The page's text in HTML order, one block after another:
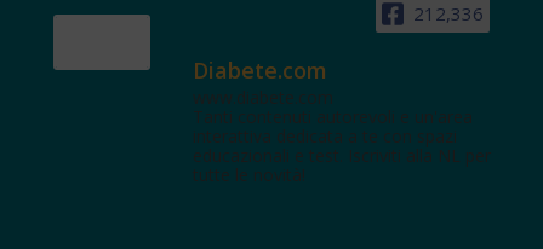
212,336
Diabete.com
www.diabete.com
Tanti contenuti autorevoli e un'area
interattiva dedicata a te con spazi
educazionali e test. Iscriviti alla NL per
tutte le novità!